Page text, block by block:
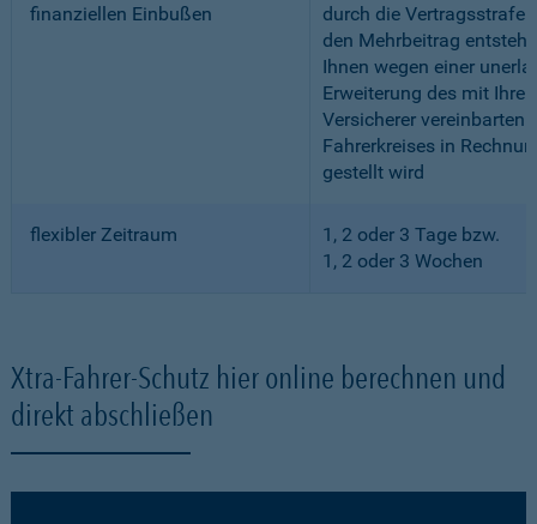
finanziellen Einbußen
durch die Vertragsstrafe
den Mehrbeitrag
Ihnen wegen einer
Erweiterung des mit
Versicherer vereinbarten
Fahrerkreises in
gestellt wird
flexibler Zeitraum
1, 2 oder 3 Tage bzw.
1, 2 oder 3 Wochen
Xtra-Fahrer-Schutz hier online berechnen und
direkt abschließen